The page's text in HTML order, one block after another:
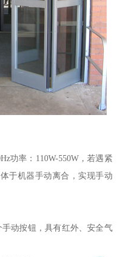
率：110W-550W，若遇紧
于机器手动离合，实现手动
动按钮，具有红外、安全气